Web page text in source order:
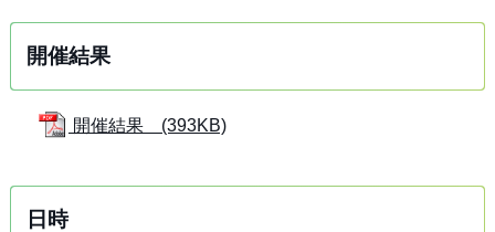
開催結果
開催結果 (393KB)
日時